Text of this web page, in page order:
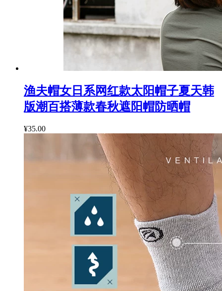
渔夫帽女日系网红款太阳帽子夏天韩
版潮百搭薄款春秋遮阳帽防晒帽
¥35.00